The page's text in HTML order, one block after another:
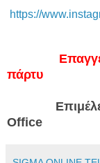
https://
πάρτυ
Επιμέλεια
Office